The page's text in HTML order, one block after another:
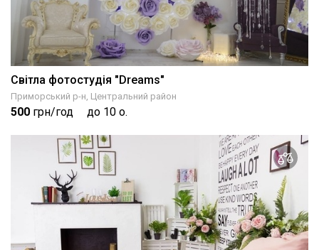
Світла фотостудія "Dreams"
Приморський р-н, Центральний район
500 грн/год до 10 о.